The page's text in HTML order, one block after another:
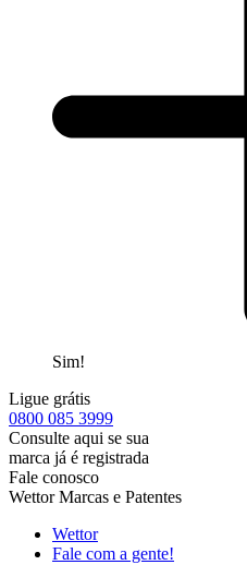
Sim!
Ligue grátis
0800 085 3999
Consulte aqui se sua
marca já é registrada
Fale conosco
Wettor Marcas e Patentes
Wettor
Fale com a gente!